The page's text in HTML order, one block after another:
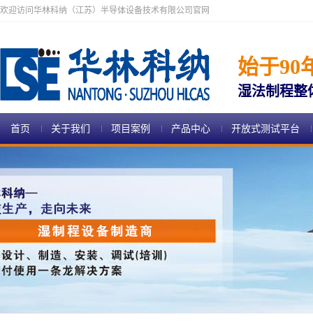
欢迎访问华林科纳（江苏）半导体设备技术有限公司官网
始于90
湿法制程整
首页 关于我们 项目案例 产品中心 开放式测试平台